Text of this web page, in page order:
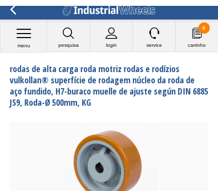
pesquisa login
menu service carrinho
0
rodas de alta carga roda motriz rodas e rodízios
vulkollan® superfície de rodagem núcleo da roda de
aço fundido, H7-buraco muelle de ajuste según DIN 6885
JS9, Roda-Ø 500mm, KG